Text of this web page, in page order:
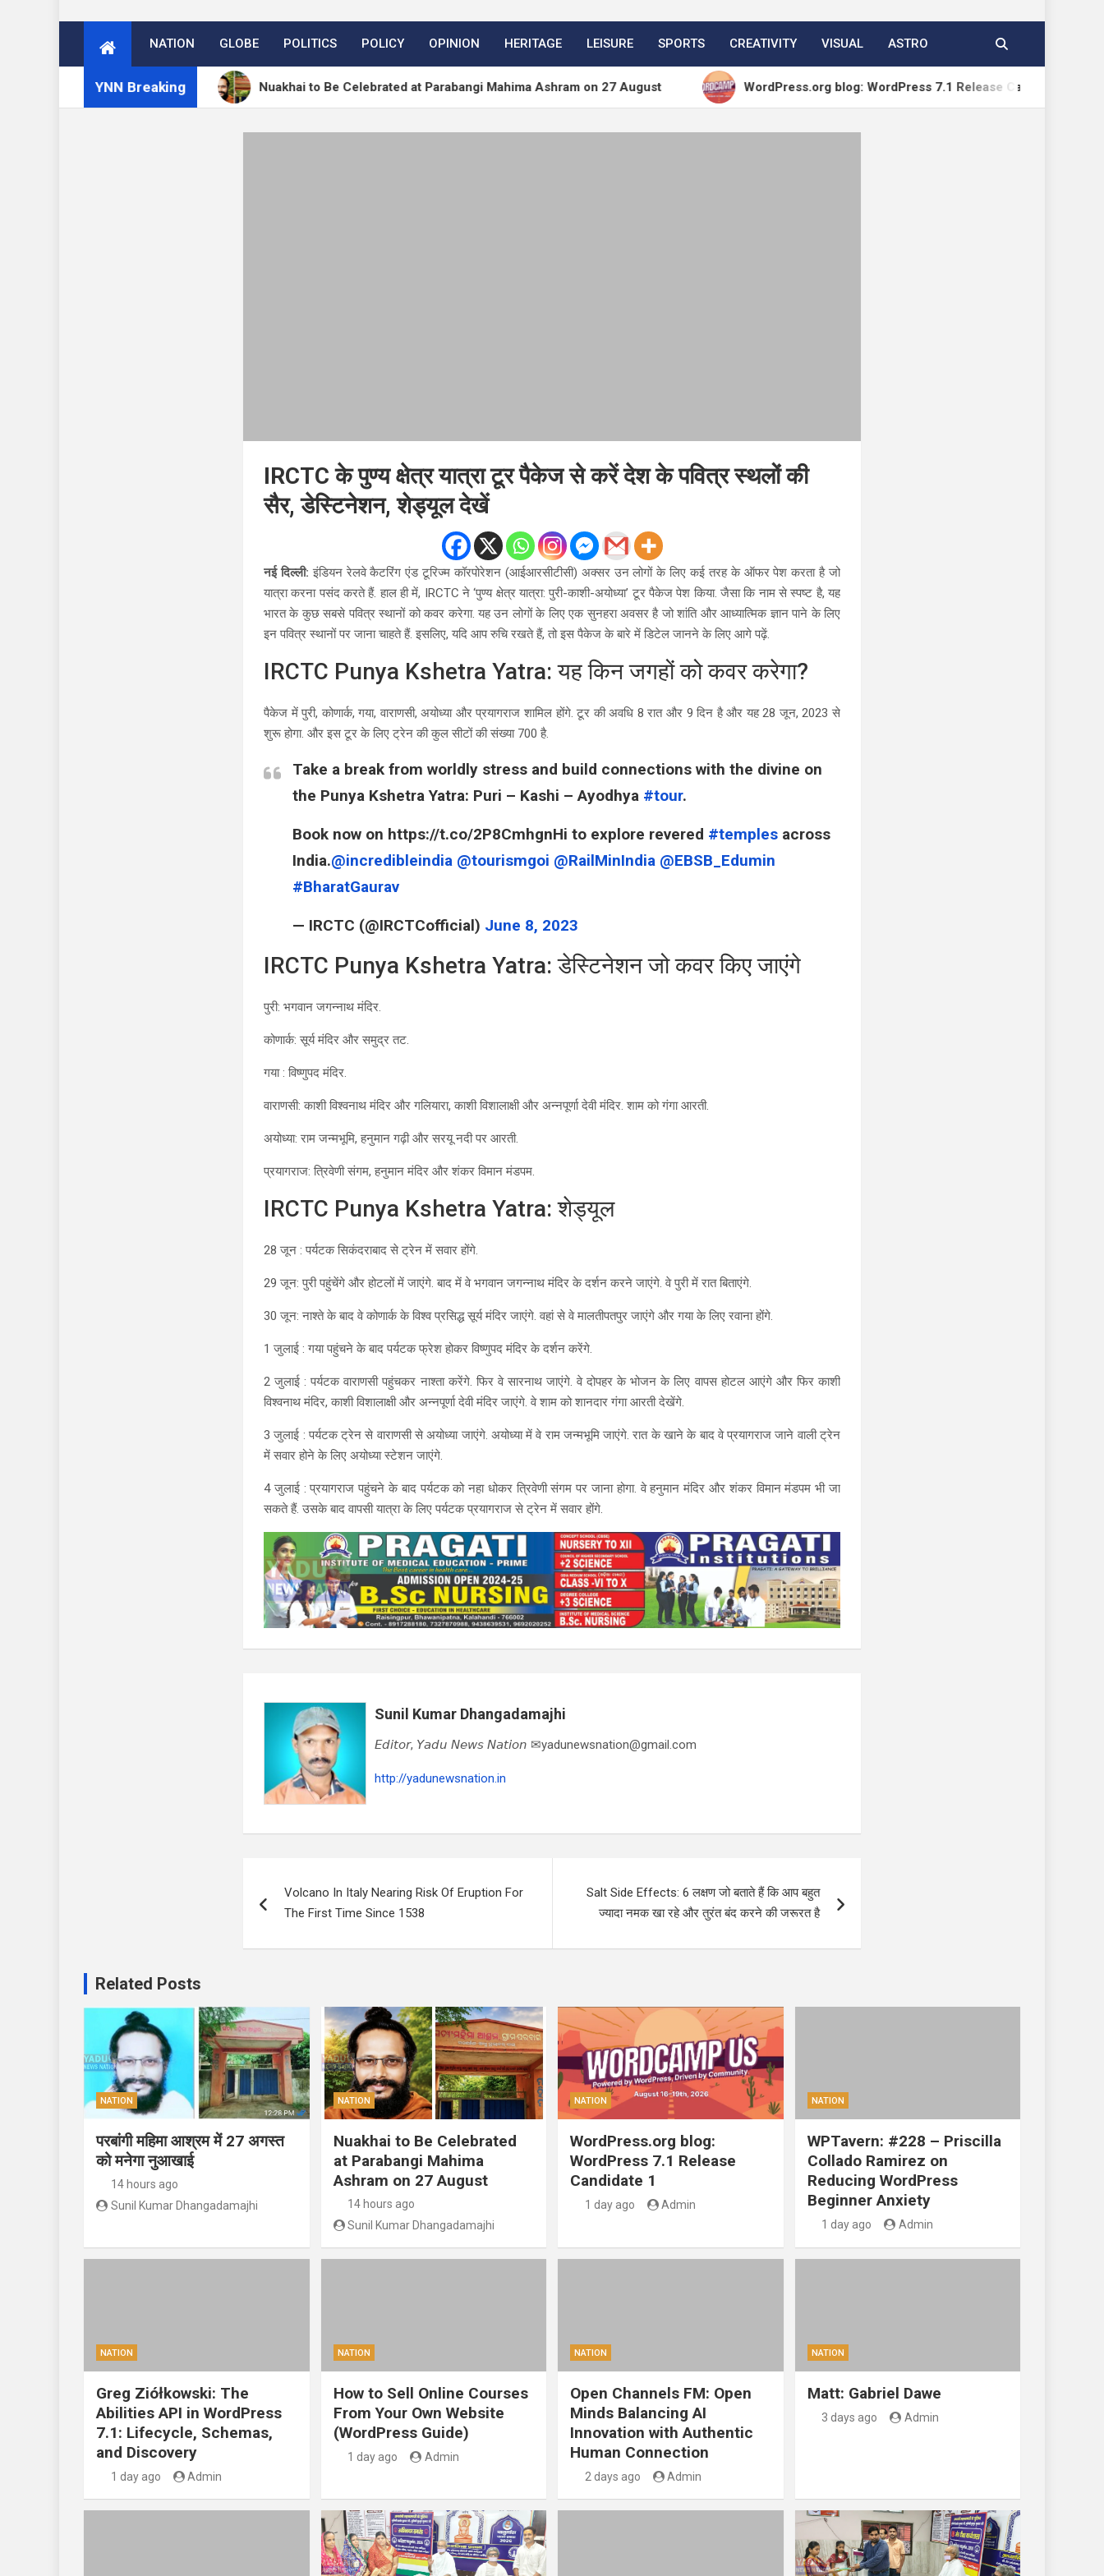
NATION GLOBE POLITICS POLICY OPINION HERITAGE LEISURE SPORTS CREATIVITY VISUAL ASTRO
YNN Breaking
को मनेगा नुआखाई Nuakhai to Be Celebrated at Parabangi Mahima Ashram on 27 August WordPress.org blog: WordPress 7.1 Release Candidate 1
IRCTC के पुण्य क्षेत्र यात्रा टूर पैकेज से करें देश के पवित्र स्थलों की
सैर, डेस्टिनेशन, शेड्यूल देखें
नई दिल्ली:इंडियन रेलवे कैटरिंग एंड टूरिज्म कॉरपोरेशन (आईआरसीटीसी) अक्सर उन लोगों के लिए कई तरह के ऑफर पेश करता है जो
यात्रा करना पसंद करते हैं. हाल ही में, IRCTC ने ‘पुण्य क्षेत्र यात्रा: पुरी-काशी-अयोध्या’ टूर पैकेज पेश किया. जैसा कि नाम से स्पष्ट है, यह
भारत के कुछ सबसे पवित्र स्थानों को कवर करेगा. यह उन लोगों के लिए एक सुनहरा अवसर है जो शांति और आध्यात्मिक ज्ञान पाने के लिए
इन पवित्र स्थानों पर जाना चाहते हैं. इसलिए, यदि आप रुचि रखते हैं, तो इस पैकेज के बारे में डिटेल जानने के लिए आगे पढ़ें.
IRCTC Punya Kshetra Yatra: यह किन जगहों को कवर करेगा?
पैकेज में पुरी, कोणार्क, गया, वाराणसी, अयोध्या और प्रयागराज शामिल होंगे. टूर की अवधि 8 रात और 9 दिन है और यह 28 जून, 2023 से
शुरू होगा. और इस टूर के लिए ट्रेन की कुल सीटों की संख्या 700 है.
Take a break from worldly stress and build connections with the divine on
the Punya Kshetra Yatra: Puri – Kashi – Ayodhya #tour.
Book now on https://t.co/2P8CmhgnHi to explore revered #temples across
India.@incredibleindia @tourismgoi @RailMinIndia @EBSB_Edumin
#BharatGaurav
— IRCTC (@IRCTCofficial) June 8, 2023
IRCTC Punya Kshetra Yatra: डेस्टिनेशन जो कवर किए जाएंगे
पुरी: भगवान जगन्नाथ मंदिर.
कोणार्क: सूर्य मंदिर और समुद्र तट.
गया : विष्णुपद मंदिर.
वाराणसी: काशी विश्वनाथ मंदिर और गलियारा, काशी विशालाक्षी और अन्नपूर्णा देवी मंदिर. शाम को गंगा आरती.
अयोध्या: राम जन्मभूमि, हनुमान गढ़ी और सरयू नदी पर आरती.
प्रयागराज: त्रिवेणी संगम, हनुमान मंदिर और शंकर विमान मंडपम.
IRCTC Punya Kshetra Yatra: शेड्यूल
28 जून : पर्यटक सिकंदराबाद से ट्रेन में सवार होंगे.
29 जून: पुरी पहुंचेंगे और होटलों में जाएंगे. बाद में वे भगवान जगन्नाथ मंदिर के दर्शन करने जाएंगे. वे पुरी में रात बिताएंगे.
30 जून: नाश्ते के बाद वे कोणार्क के विश्व प्रसिद्ध सूर्य मंदिर जाएंगे. वहां से वे मालतीपतपुर जाएंगे और गया के लिए रवाना होंगे.
1 जुलाई : गया पहुंचने के बाद पर्यटक फ्रेश होकर विष्णुपद मंदिर के दर्शन करेंगे.
2 जुलाई : पर्यटक वाराणसी पहुंचकर नाश्ता करेंगे. फिर वे सारनाथ जाएंगे. वे दोपहर के भोजन के लिए वापस होटल आएंगे और फिर काशी
विश्वनाथ मंदिर, काशी विशालाक्षी और अन्नपूर्णा देवी मंदिर जाएंगे. वे शाम को शानदार गंगा आरती देखेंगे.
3 जुलाई : पर्यटक ट्रेन से वाराणसी से अयोध्या जाएंगे. अयोध्या में वे राम जन्मभूमि जाएंगे. रात के खाने के बाद वे प्रयागराज जाने वाली ट्रेन
में सवार होने के लिए अयोध्या स्टेशन जाएंगे.
4 जुलाई : प्रयागराज पहुंचने के बाद पर्यटक को नहा धोकर त्रिवेणी संगम पर जाना होगा. वे हनुमान मंदिर और शंकर विमान मंडपम भी जा
सकते हैं. उसके बाद वापसी यात्रा के लिए पर्यटक प्रयागराज से ट्रेन में सवार होंगे.
Sunil Kumar Dhangadamajhi
𝘌𝘥𝘪𝘵𝘰𝘳, 𝘠𝘢𝘥𝘶 𝘕𝘦𝘸𝘴 𝘕𝘢𝘵𝘪𝘰𝘯 ✉yadunewsnation@gmail.com
http://yadunewsnation.in
navigation
Volcano In Italy Nearing Risk Of Eruption For
The First Time Since 1538
Salt Side Effects: 6 लक्षण जो बताते हैं कि आप बहुत
ज्यादा नमक खा रहे और तुरंत बंद करने की जरूरत है
Related Posts
NATION
परबांगी महिमा आश्रम में 27 अगस्त
को मनेगा नुआखाई
14 hours ago
Sunil Kumar Dhangadamajhi
NATION
Nuakhai to Be Celebrated
at Parabangi Mahima
Ashram on 27 August
14 hours ago
Sunil Kumar Dhangadamajhi
NATION
WordPress.org blog:
WordPress 7.1 Release
Candidate 1
1 day ago Admin
NATION
WPTavern: #228 – Priscilla
Collado Ramirez on
Reducing WordPress
Beginner Anxiety
1 day ago Admin
NATION
Greg Ziółkowski: The
Abilities API in WordPress
7.1: Lifecycle, Schemas,
and Discovery
1 day ago Admin
NATION
How to Sell Online Courses
From Your Own Website
(WordPress Guide)
1 day ago Admin
NATION
Open Channels FM: Open
Minds Balancing AI
Innovation with Authentic
Human Connection
2 days ago Admin
NATION
Matt: Gabriel Dawe
3 days ago Admin